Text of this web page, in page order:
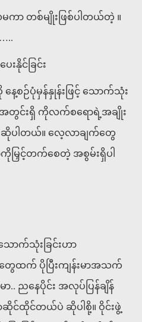
ာ တစ်မျိုးဖြစ်ပါတယ်တဲ့ ။
နိုင်ခြင်း
ဉ်ပုံမှန်နှုန်းဖြင့် သောက်သုံး
တွင်းရှိ ကိုလက်စရောရဲ့အချိုး
ါတယ်။ လေ့လာချက်တွေ
ြှင့်တက်စေတဲ့ အစွမ်းရှိပါ
ောက်သုံးခြင်းဟာ
ထက် ပိုပြီးကျန်းမာအသက်
ညနေပိုင်း အလုပ်ပြန်ချိန်
ဆိုင်ထိုင်တယ်ပဲ ဆိုပါစို့။ ဝိုင်းဖွဲ့